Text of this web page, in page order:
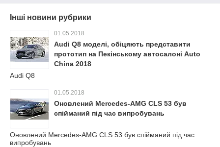
Інші новини рубрики
01.05.2018
Audi Q8 моделі, обіцяють представити
прототип на Пекінському автосалоні Auto
China 2018
Audi Q8
01.05.2018
Оновлений Mercedes-AMG CLS 53 був
спійманий під час випробувань
Оновлений Mercedes-AMG CLS 53 був спійманий під час
випробувань